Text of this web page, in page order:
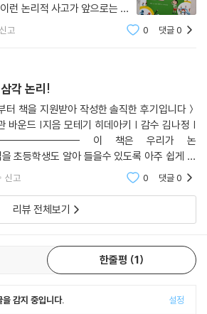
런 논리적 사고가 앞으로는 더
신고 0 댓글0
각 논리!
터 책을 지원받아 작성한 솔직한 후기입니다＞
|
학생도 알아 들을수 있도록 아주 쉽게 설
명한 ‘논리적 사고’법을 키워주는 책인데요. 이러한 논리적 사고는 우리
신고 0 댓글0
리뷰 전체보기
한줄평 1
감지 중입니다. 설정